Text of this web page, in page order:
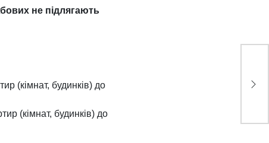
не підлягають
(кімнат, будинків) до
(кімнат, будинків) до